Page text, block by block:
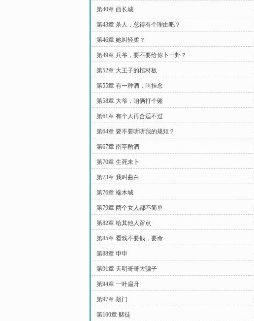
第40章 西长城
第43章 杀人，总得有个理由吧？
第46章 她叫轻柔？
第49章 兵爷，要不要给你卜一卦？
第52章 大王子的棺材板
第55章 有一种酒，叫挂念
第58章 大爷，咱俩打个赌
第61章 有个人再合适不过
第64章 要不要听听我的规矩？
第67章 南亭酌酒
第70章 生死未卜
第73章 我叫曲白
第76章 端木城
第79章 两个女人都不简单
第82章 给其他人留点
第85章 看戏不要钱，要命
第88章 申申
第91章 天明哥哥大骗子
第94章 一叶扁舟
第97章 敲门
第100章 赌徒